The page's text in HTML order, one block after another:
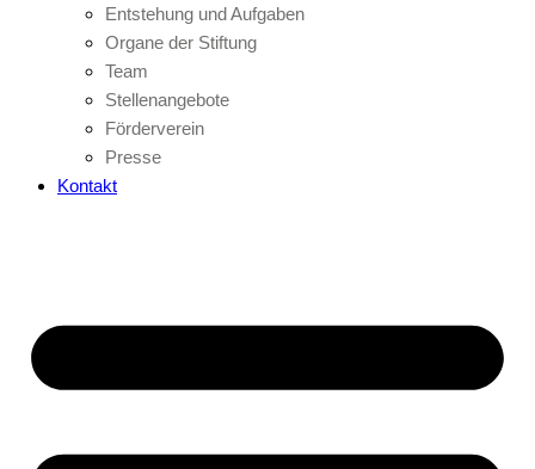
Entstehung und Aufgaben
Organe der Stiftung
Team
Stellenangebote
Förderverein
Presse
Kontakt